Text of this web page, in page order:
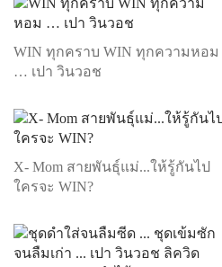
WIN ทุกคราบ WIN ทุกความหอม
… เปา วินวอช
X- Mom สายพันธุ์แม่...ให้รู้กันไป
ใครจะ WIN?